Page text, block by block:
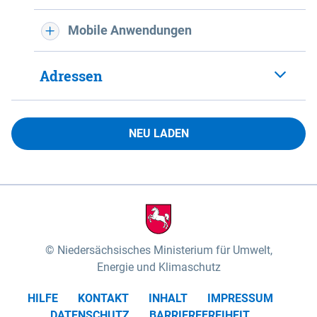
Mobile Anwendungen
Adressen
NEU LADEN
Niedersächsisches Ministerium für Umwelt,
Energie und Klimaschutz
HILFE KONTAKT INHALT
IMPRESSUM